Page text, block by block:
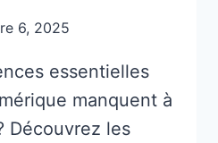
6, 2025
essentielles
manquent à
Découvrez les